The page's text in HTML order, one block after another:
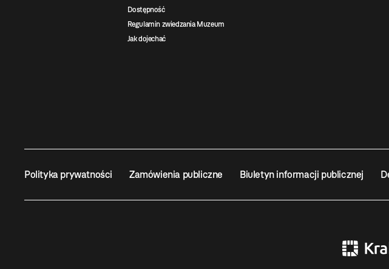
Dostępność
Regulamin zwiedzania Muzeum
Jak dojechać
Polityka prywatności Zamówienia publiczne Biuletyn informacji publicznej